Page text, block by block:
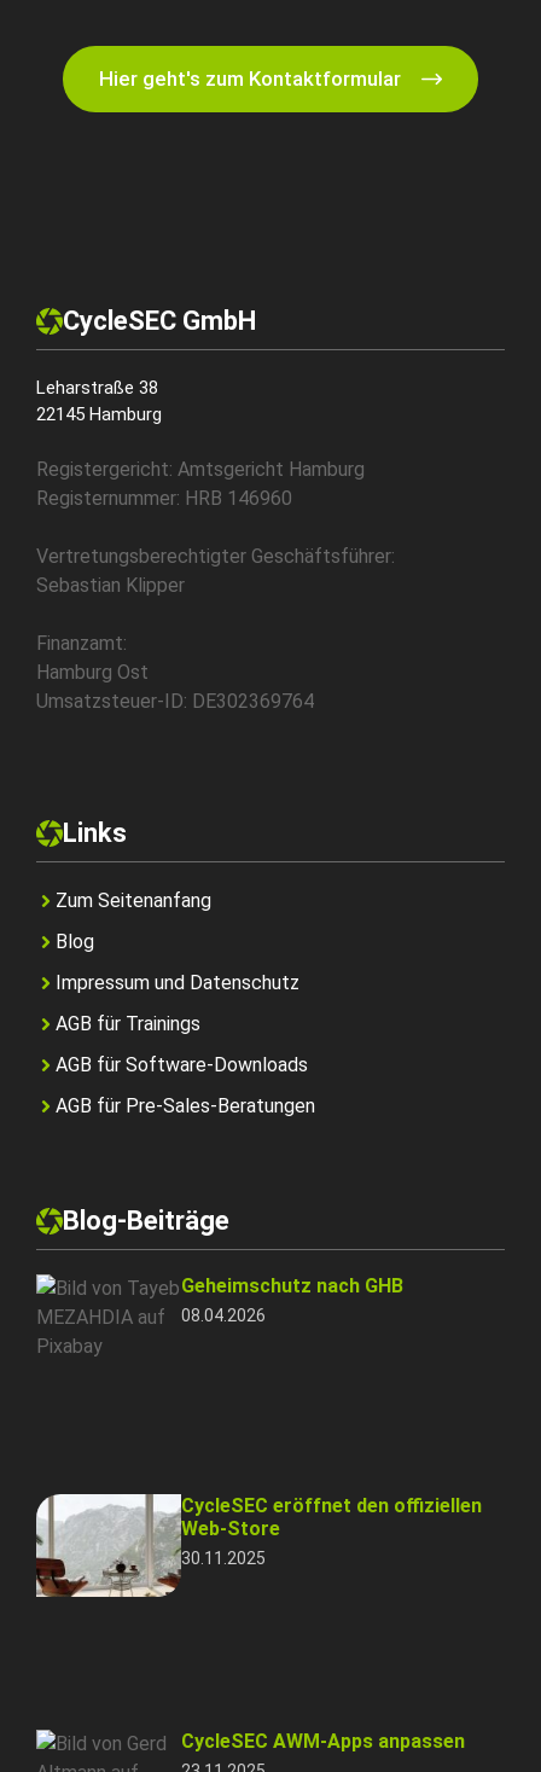
Hier geht's zum Kontaktformular
CycleSEC GmbH
Leharstraße 38
22145 Hamburg
Registergericht: Amtsgericht Hamburg
Registernummer: HRB 146960
Vertretungsberechtigter Geschäftsführer:
Sebastian Klipper
Finanzamt:
Hamburg Ost
Umsatzsteuer-ID: DE302369764
Links
Zum Seitenanfang
Blog
Impressum und Datenschutz
AGB für Trainings
AGB für Software-Downloads
AGB für Pre-Sales-Beratungen
Blog-Beiträge
Geheimschutz nach GHB
08.04.2026
CycleSEC eröffnet den offiziellen
Web-Store
30.11.2025
CycleSEC AWM-Apps anpassen